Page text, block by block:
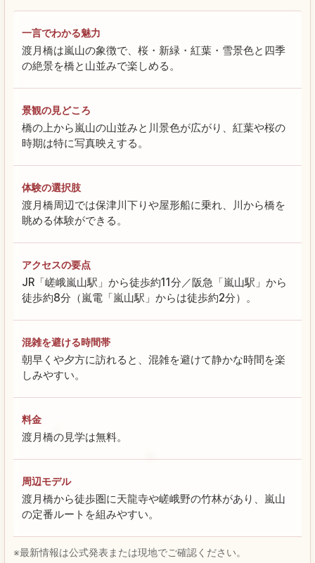
一言でわかる魅力
渡月橋は嵐山の象徴で、桜・新緑・紅葉・雪景色と四季
の絶景を橋と山並みで楽しめる。
景観の見どころ
橋の上から嵐山の山並みと川景色が広がり、紅葉や桜の
時期は特に写真映えする。
体験の選択肢
渡月橋周辺では保津川下りや屋形船に乗れ、川から橋を
眺める体験ができる。
アクセスの要点
JR「嵯峨嵐山駅」から徒歩約11分／阪急「嵐山駅」から
徒歩約8分（嵐電「嵐山駅」からは徒歩約2分）。
混雑を避ける時間帯
朝早くや夕方に訪れると、混雑を避けて静かな時間を楽
しみやすい。
料金
渡月橋の見学は無料。
周辺モデル
渡月橋から徒歩圏に天龍寺や嵯峨野の竹林があり、嵐山
の定番ルートを組みやすい。
※最新情報は公式発表または現地でご確認ください。